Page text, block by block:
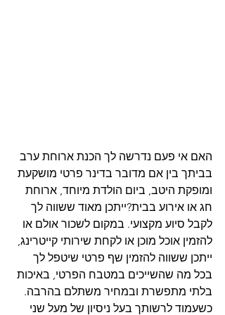
האם אי פעם נדרשה לך הכנת ארוחת ערב
בביתך בין אם מדובר בדינר פרטי מושקעת
ומופקת היטב, ביום הולדת מיוחד, ארוחת
חג או אירוע בבית?ייתכן מאוד ששווה לך
לקבל סיוע מקצועי. במקום לשכור אולם או
להזמין אוכל מוכן או לקחת שירותי קייטרינג,
ייתכן ששווה להזמין שף פרטי שיטפל לך
בכל מה שהשייכים במטבח הפרטי, באיכות
בלתי מתפשרת ובמחיר משתלם בהרבה.
כשעמוד לרשותך בעל ניסיון של מעל שני